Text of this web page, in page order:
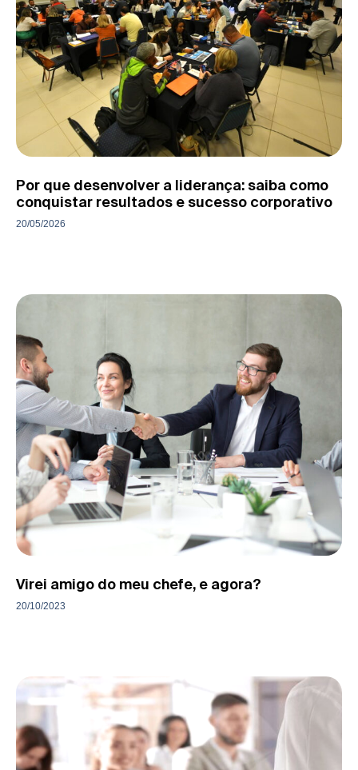
Por que desenvolver a liderança: saiba como
conquistar resultados e sucesso corporativo
20/05/2026
Virei amigo do meu chefe, e agora?
20/10/2023